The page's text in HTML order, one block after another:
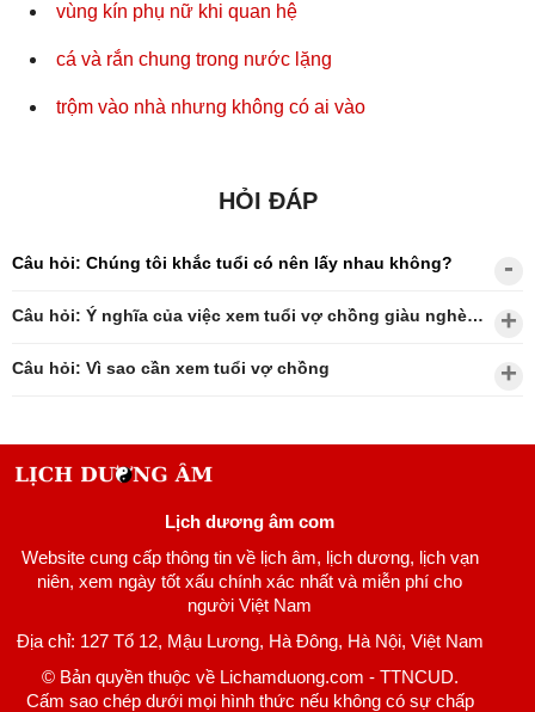
vùng kín phụ nữ khi quan hệ
cá và rắn chung trong nước lặng
trộm vào nhà nhưng không có ai vào
HỎI ĐÁP
Câu hỏi: Chúng tôi khắc tuổi có nên lấy nhau không?
Câu hỏi: Ý nghĩa của việc xem tuổi vợ chồng giàu nghèo?
Câu hỏi: Vì sao cần xem tuổi vợ chồng
Lịch dương âm com
Website cung cấp thông tin về lịch âm, lịch dương, lịch vạn
niên, xem ngày tốt xấu chính xác nhất và miễn phí cho
người Việt Nam
Địa chỉ: 127 Tổ 12, Mậu Lương, Hà Đông, Hà Nội, Việt Nam
© Bản quyền thuộc về Lichamduong.com - TTNCUD.
Cấm sao chép dưới mọi hình thức nếu không có sự chấp